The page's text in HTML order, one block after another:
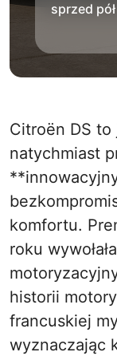
sprzed
Citroën DS to jedno z tych aut, które
natychmiast
komfortu.
roku
historii
francuskiej
wyznaczając